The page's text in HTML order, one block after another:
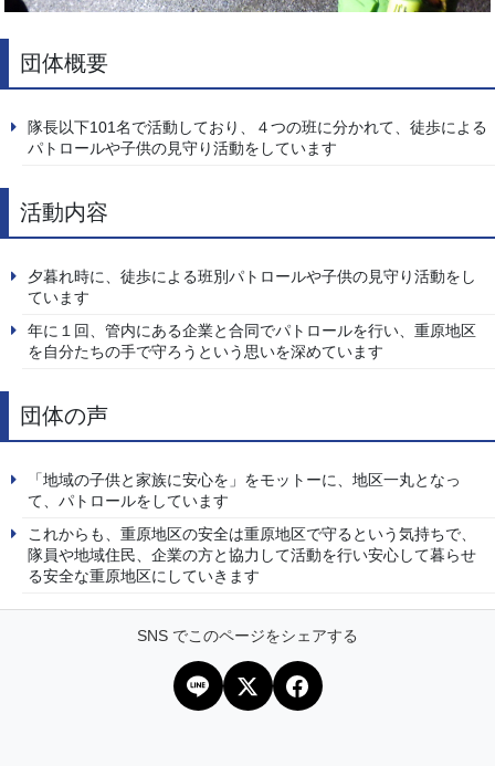
団体概要
隊長以下101名で活動しており、４つの班に分かれて、徒歩による
パトロールや子供の見守り活動をしています
活動内容
夕暮れ時に、徒歩による班別パトロールや子供の見守り活動をし
ています
年に１回、管内にある企業と合同でパトロールを行い、重原地区
を自分たちの手で守ろうという思いを深めています
団体の声
「地域の子供と家族に安心を」をモットーに、地区一丸となっ
て、パトロールをしています
これからも、重原地区の安全は重原地区で守るという気持ちで、
隊員や地域住民、企業の方と協力して活動を行い安心して暮らせ
る安全な重原地区にしていきます
SNS でこのページをシェアする